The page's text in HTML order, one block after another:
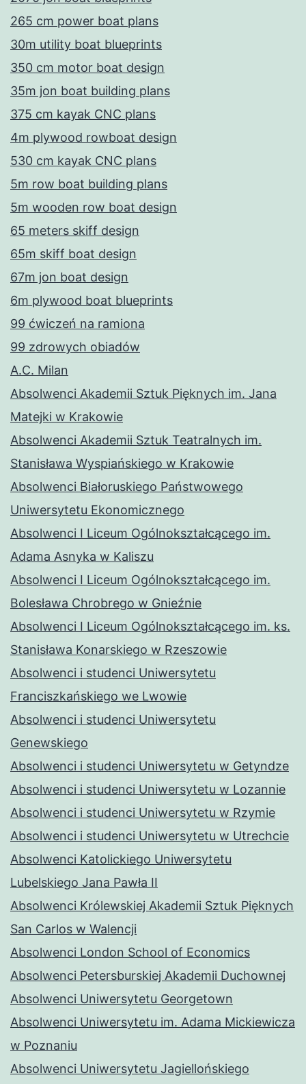
265 cm power boat plans
30m utility boat blueprints
350 cm motor boat design
35m jon boat building plans
375 cm kayak CNC plans
4m plywood rowboat design
530 cm kayak CNC plans
5m row boat building plans
5m wooden row boat design
65 meters skiff design
65m skiff boat design
67m jon boat design
6m plywood boat blueprints
99 ćwiczeń na ramiona
99 zdrowych obiadów
A.C. Milan
Absolwenci Akademii Sztuk Pięknych im. Jana
Matejki w Krakowie
Absolwenci Akademii Sztuk Teatralnych im.
Stanisława Wyspiańskiego w Krakowie
Absolwenci Białoruskiego Państwowego
Uniwersytetu Ekonomicznego
Absolwenci I Liceum Ogólnokształcącego im.
Adama Asnyka w Kaliszu
Absolwenci I Liceum Ogólnokształcącego im.
Bolesława Chrobrego w Gnieźnie
Absolwenci I Liceum Ogólnokształcącego im. ks.
Stanisława Konarskiego w Rzeszowie
Absolwenci i studenci Uniwersytetu
Franciszkańskiego we Lwowie
Absolwenci i studenci Uniwersytetu
Genewskiego
Absolwenci i studenci Uniwersytetu w Getyndze
Absolwenci i studenci Uniwersytetu w Lozannie
Absolwenci i studenci Uniwersytetu w Rzymie
Absolwenci i studenci Uniwersytetu w Utrechcie
Absolwenci Katolickiego Uniwersytetu
Lubelskiego Jana Pawła II
Absolwenci Królewskiej Akademii Sztuk Pięknych
San Carlos w Walencji
Absolwenci London School of Economics
Absolwenci Petersburskiej Akademii Duchownej
Absolwenci Uniwersytetu Georgetown
Absolwenci Uniwersytetu im. Adama Mickiewicza
w Poznaniu
Absolwenci Uniwersytetu Jagiellońskiego